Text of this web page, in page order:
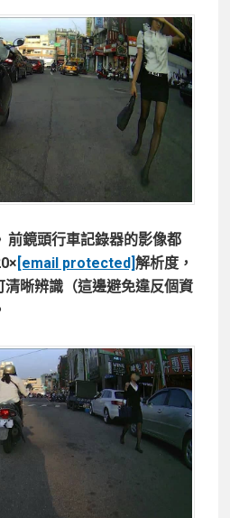
前鏡頭行車記錄器的影像都
[email protected]解析度，
晰辨識（這邊避免違反個資